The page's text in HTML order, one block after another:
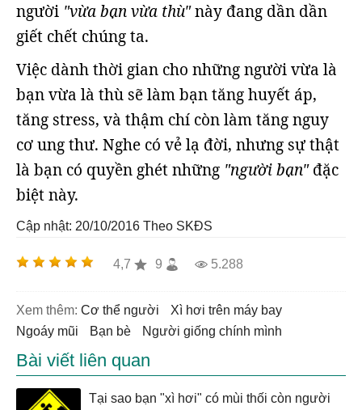
người "vừa bạn vừa thù"này đang dần dần
giết chết chúng ta.
Việc dành thời gian cho những người vừa là
bạn vừa là thù sẽ làm bạn tăng huyết áp,
tăng stress, và thậm chí còn làm tăng nguy
cơ ung thư. Nghe có vẻ lạ đời, nhưng sự thật
là bạn có quyền ghét những "người bạn"đặc
biệt này.
Cập nhật: 20/10/2016 Theo SKĐS
4,7 9 5.288
Xem thêm: cơ thể người
xì hơi trên máy bay
ngoáy mũi
bạn bè người giống chính mình
Bài viết liên quan
Tại sao bạn "xì hơi" có mùi thối còn người